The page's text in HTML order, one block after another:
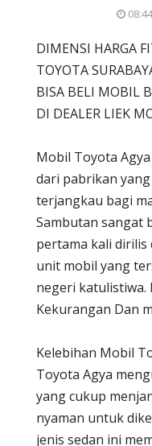
DIMENSI HARGA
TOYOTA
BISA BELI MOBIL
DI DEALER LIEK
Mobil Toyota
dari pabrikan
terjangkau bagi
Sambutan sangat
pertama kali
unit mobil yang
negeri katulistiwa.
Kekurangan Dan
Kelebihan Mobil
Toyota Agya
yang cukup
nyaman untuk
jenis sedan ini